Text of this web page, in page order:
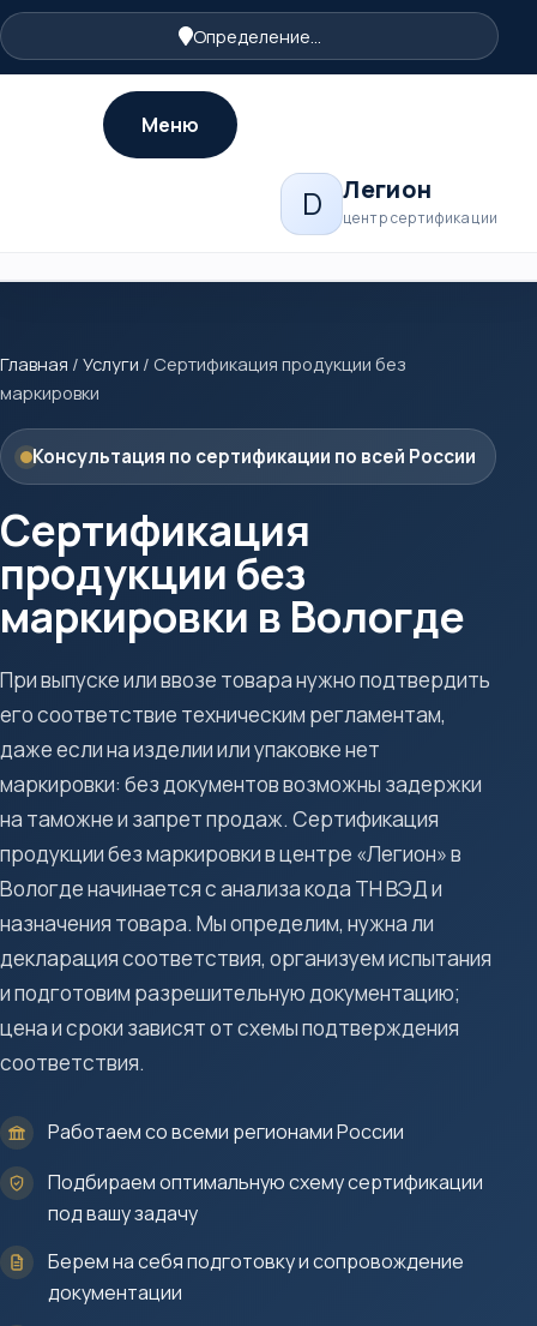
Определение...
D Легион
центр сертификации
Меню
Главная / Услуги / Сертификация продукции без
маркировки
Консультация по сертификации по всей России
Сертификация
продукции без
маркировки в Вологде
При выпуске или ввозе товара нужно подтвердить
его соответствие техническим регламентам,
даже если на изделии или упаковке нет
маркировки: без документов возможны задержки
на таможне и запрет продаж. Сертификация
продукции без маркировки в центре «Легион» в
Вологде начинается с анализа кода ТН ВЭД и
назначения товара. Мы определим, нужна ли
декларация соответствия, организуем испытания
и подготовим разрешительную документацию;
цена и сроки зависят от схемы подтверждения
соответствия.
Работаем со всеми регионами России
Подбираем оптимальную схему сертификации
под вашу задачу
Берем на себя подготовку и сопровождение
документации